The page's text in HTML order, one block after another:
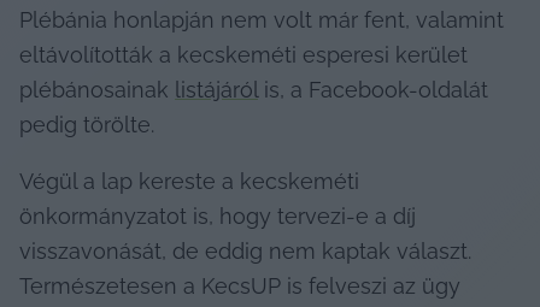
Plébánia honlapján nem volt már fent, valamint
eltávolították a kecskeméti esperesi kerület
plébánosainak listájáról is, a Facebook-oldalát
pedig törölte.
Végül a lap kereste a kecskeméti
önkormányzatot is, hogy tervezi-e a díj
visszavonását, de eddig nem kaptak választ.
Természetesen a KecsUP is felveszi az ügy